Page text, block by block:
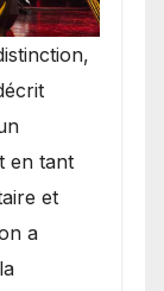
en tant
et
a